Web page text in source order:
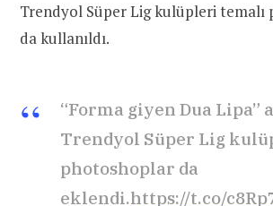
Trendyol Süper Lig kulüpleri
da kullanıldı.
“Forma giyen Dua Lipa”
Trendyol Süper Lig
photoshoplar da
eklendi.https://t.co/